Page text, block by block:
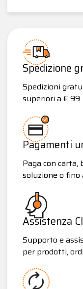
Spedizione
Spedizioni
superiori a € 99
Pagamenti
Paga con
soluzione o
Assistenza
Supporto e
per prodotti,